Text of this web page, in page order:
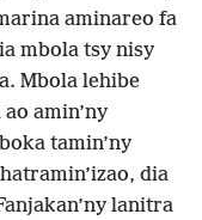
aminareo fa
mbola tsy nisy
Mbola lehibe
amin’ny
tamin’ny
dia
lanitra